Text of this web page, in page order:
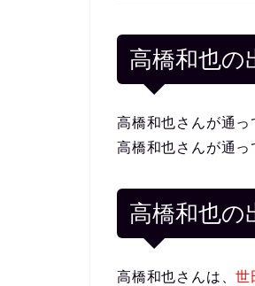
高橋和也の
高橋和也さんが通っ
高橋和也さんが通っ
高橋和也の
高橋和也さんは、世